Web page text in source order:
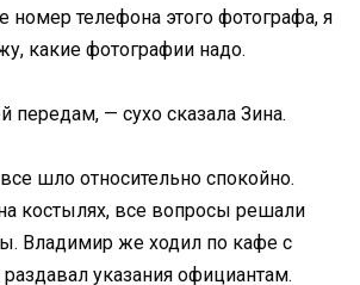
номер телефона этого фотографа, я
какие фотографии надо.
передам, — сухо сказала Зина.
шло относительно спокойно.
костылях, все вопросы решали
Владимир же ходил по кафе с
указания официантам.